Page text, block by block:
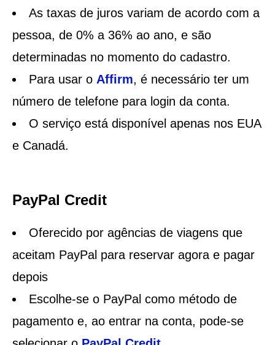
As taxas de juros variam de acordo com a
pessoa, de 0% a 36% ao ano, e são
determinadas no momento do cadastro.
Para usar o Affirm, é necessário ter um
número de telefone para login da conta.
O serviço está disponível apenas nos EUA
e Canadá.
PayPal Credit
Oferecido por agências de viagens que
aceitam PayPal para reservar agora e pagar
depois
Escolhe-se o PayPal como método de
pagamento e, ao entrar na conta, pode-se